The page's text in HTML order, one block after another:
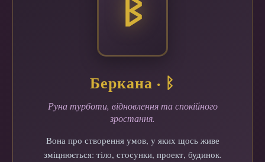
Беркана · ᛒ
Руна турботи, відновлення та спокійного
зростання.
Вона про створення умов, у яких щось живе
зміцнюється: тіло, стосунки, проект, будинок.